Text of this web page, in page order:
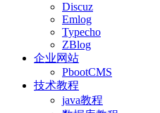
Discuz
Emlog
Typecho
ZBlog
企业网站
PbootCMS
技术教程
java教程